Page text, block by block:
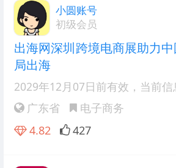
小圆账号
初级会员
出海网深圳跨境电商展助力
局出海
2029年12月07日前有效 ，当前
广东省
电子商务
4.82
427